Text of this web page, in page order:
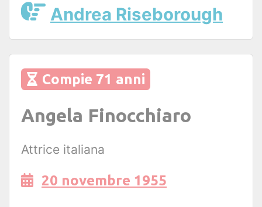
Andrea Riseborough
Compie 71 anni
Angela Finocchiaro
Attrice italiana
20 novembre 1955